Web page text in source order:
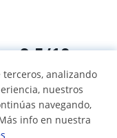
9,5/10
analizando
nuestros
navegando,
info en nuestra